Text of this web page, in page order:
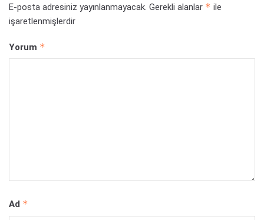
E-posta adresiniz yayınlanmayacak. Gerekli alanlar * ile
işaretlenmişlerdir
Yorum *
Ad *